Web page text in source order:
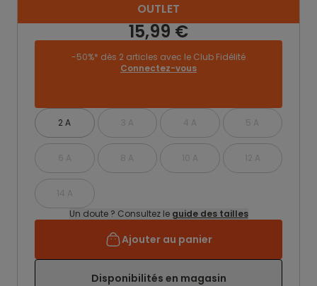
OUTLET
15,99 €
-50%* dès 2 articles avec le Club Fidélité
Connectez-vous
2 A 3 A 4 A 5 A
6 A 8 A 10 A 12 A
14 A
Un doute ? Consultez le guide des tailles
Ajouter au panier
Disponibilités en magasin